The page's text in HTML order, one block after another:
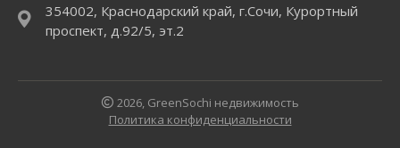
354002, Краснодарский край, г.Сочи, Курортный
проспект, д.92/5, эт.2
2026, GreenSochi недвижимость
Политика конфиденциальности